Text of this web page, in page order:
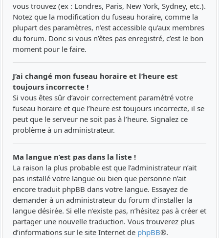
vous trouvez (ex : Londres, Paris, New York, Sydney, etc.).
Notez que la modification du fuseau horaire, comme la
plupart des paramètres, n’est accessible qu’aux membres
du forum. Donc si vous n’êtes pas enregistré, c’est le bon
moment pour le faire.
J’ai changé mon fuseau horaire et l’heure est
toujours incorrecte !
Si vous êtes sûr d’avoir correctement paramétré votre
fuseau horaire et que l’heure est toujours incorrecte, il se
peut que le serveur ne soit pas à l’heure. Signalez ce
problème à un administrateur.
Ma langue n’est pas dans la liste !
La raison la plus probable est que l’administrateur n’ait
pas installé votre langue ou bien que personne n’ait
encore traduit phpBB dans votre langue. Essayez de
demander à un administrateur du forum d’installer la
langue désirée. Si elle n’existe pas, n’hésitez pas à créer et
partager une nouvelle traduction. Vous trouverez plus
d’informations sur le site Internet de phpBB®.